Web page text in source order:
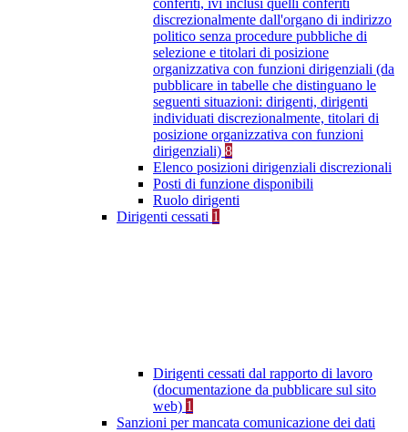
conferiti, ivi inclusi quelli conferiti
discrezionalmente dall'organo di indirizzo
politico senza procedure pubbliche di
selezione e titolari di posizione
organizzativa con funzioni dirigenziali (da
pubblicare in tabelle che distinguano le
seguenti situazioni: dirigenti, dirigenti
individuati discrezionalmente, titolari di
posizione organizzativa con funzioni
dirigenziali) 8
Elenco posizioni dirigenziali discrezionali
Posti di funzione disponibili
Ruolo dirigenti
Dirigenti cessati 1
Dirigenti cessati dal rapporto di lavoro
(documentazione da pubblicare sul sito
web) 1
Sanzioni per mancata comunicazione dei dati